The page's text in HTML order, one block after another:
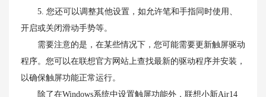
5. 您还可以调整其他设置，如允许笔和手指同时使用、
开启或关闭滑动手势等。
需要注意的是，在某些情况下，您可能需要更新触屏驱动
程序。您可以在联想官方网站上查找最新的驱动程序并安装，
以确保触屏功能正常运行。
除了在Windows系统中设置触屏功能外，联想小新Air14